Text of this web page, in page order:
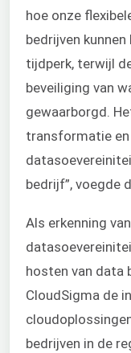
hoe onze
bedrijven
tijdperk, terwijl
beveiliging van
gewaarborgd.
transformatie en
bedrijf”, voegde
Als erkenning
hosten van data
CloudSigma de
bedrijven in de